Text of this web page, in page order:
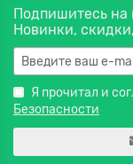
Подпишитесь на
Новинки,
Я прочитал и
Безопасности